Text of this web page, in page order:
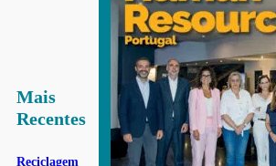
Mais
Recentes
Reciclagem